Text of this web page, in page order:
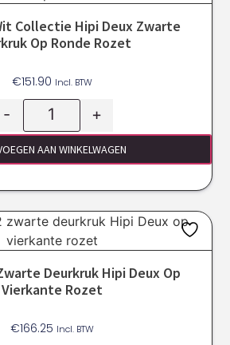
Collectie Hipi Deux Zwarte
Op Ronde Rozet
€151.90 Incl. BTW
- +
AAN WINKELWAGEN
Deurkruk Hipi Deux Op
Vierkante Rozet
€166.25 Incl. BTW